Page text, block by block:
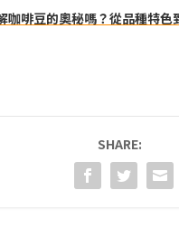
咖啡豆的奧秘嗎？從品種特色
SHARE: